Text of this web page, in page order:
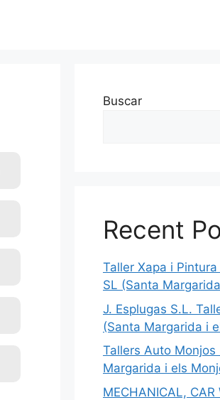
Buscar
Recent
Taller Xapa i Pintura
SL (Santa
J. Esplugas S.L.
(Santa Margarida i
Tallers Auto Monjos
Margarida i els
MECHANICAL, CAR